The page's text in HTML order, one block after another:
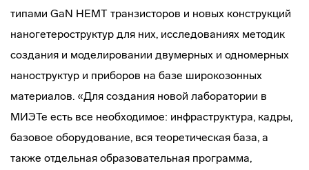
типами GaN HEMT транзисторов и новых конструкций
наногетероструктур для них, исследованиях методик
создания и моделировании двумерных и одномерных
наноструктур и приборов на базе широкозонных
материалов. «Для создания новой лаборатории в
МИЭТе есть все необходимое: инфраструктура, кадры,
базовое оборудование, вся теоретическая база, а
также отдельная образовательная программа,